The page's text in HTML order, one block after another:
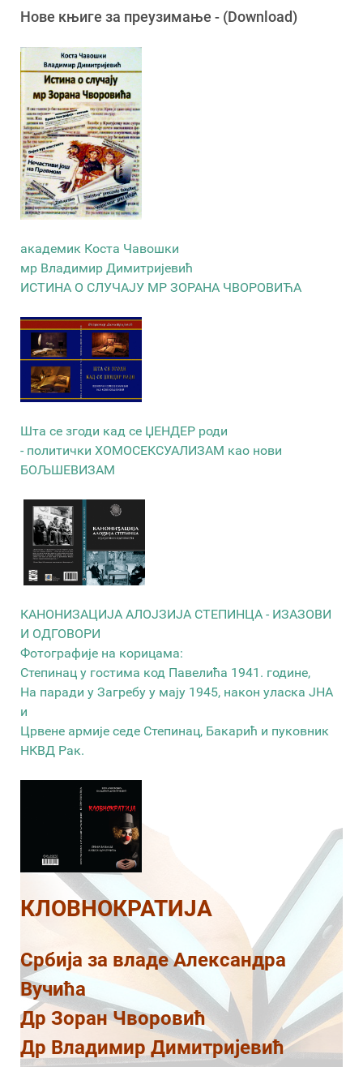
Новe књигe за преузимање - (Download)
академик Коста Чавошки
мр Владимир Димитријевић
ИСТИНА О СЛУЧАЈУ МР ЗОРАНА ЧВОРОВИЋА
Шта се згоди кад се ЏЕНДЕР роди
- политички ХОМОСЕКСУАЛИЗАМ као нови
БОЉШЕВИЗАМ
КАНОНИЗАЦИЈА АЛОЈЗИЈА СТЕПИНЦА - ИЗАЗОВИ
И ОДГОВОРИ
Фотографије на корицама:
Степинац у гостима код Павелића 1941. године,
На паради у Загребу у мају 1945, након уласка ЈНА
и
Црвене армије седе Степинац, Бакарић и пуковник
НКВД Рак.
КЛОВНОКРАТИЈА
Србија за владе Александра
Вучића
Др Зоран Чворовић
Др Владимир Димитријевић